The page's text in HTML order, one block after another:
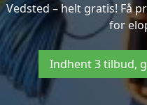
Vedsted – helt gratis! Få
for
Indhent 3 tilbud,